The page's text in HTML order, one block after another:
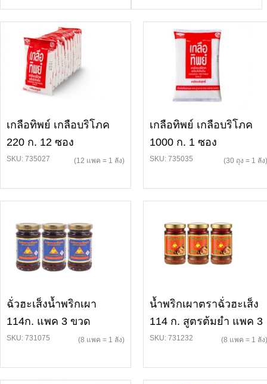
เกลือทิพย์ เกลือบริโภค
220 ก. 12 ซอง
SKU: 735027 (12 แพค = 1 ลัง)
เกลือทิพย์ เกลือบริโภค
1000 ก. 1 ซอง
SKU: 735035 (30 ถุง = 1 ลัง)
ฉั่วฮะเส็งน้ำพริกเผา
114ก. แพค 3 ขวด
SKU: 731075 (8 แพค = 1 ลัง)
น้ำพริกเผาตราฉั่วฮะเส็ง
114 ก. สูตรต้มยำ แพค 3
SKU: 731232 (8 แพค = 1 ลัง)